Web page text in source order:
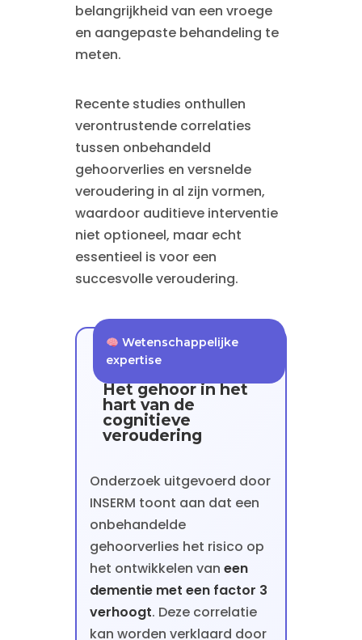
belangrijkheid van een vroege
en aangepaste behandeling te
meten.
Recente studies onthullen
verontrustende correlaties
tussen onbehandeld
gehoorverlies en versnelde
veroudering in al zijn vormen,
waardoor auditieve interventie
niet optioneel, maar echt
essentieel is voor een
succesvolle veroudering.
Wetenschappelijke
expertise
Het gehoor in het
hart van de
cognitieve
veroudering
Onderzoek uitgevoerd door
INSERM toont aan dat een
onbehandelde
gehoorverlies het risico op
het ontwikkelen van een
dementie met een factor 3
verhoogt. Deze correlatie
kan worden verklaard door